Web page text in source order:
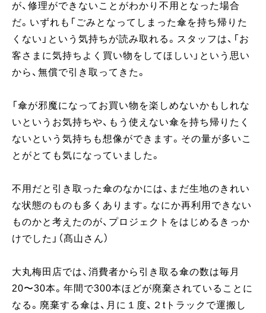
が、修理ができないことがわかり不用となった場合
だ。いずれも「ごみとなってしまった傘を持ち帰りた
くない」という気持ちが読み取れる。スタッフは、「お
客さまに気持ちよく買い物をしてほしい」という思い
から、無償で引き取ってきた。
「傘が邪魔になってお買い物を楽しめないかもしれな
いというお気持ちや、もう使えない傘を持ち帰りたく
ないという気持ちも想像ができます。その量が多いこ
とがとても気になっていました。
不用だと引き取った傘のなかには、まだ生地のきれい
な状態のものも多くあります。なにか再利用できない
ものかと考えたのが、プロジェクトをはじめるきっか
けでした」（髙山さん）
大丸梅田店では、消費者から引き取る傘の数は毎月
20〜30本。年間で300本ほどが廃棄されていることに
なる。廃棄する傘は、月に１度、２tトラックで運搬し